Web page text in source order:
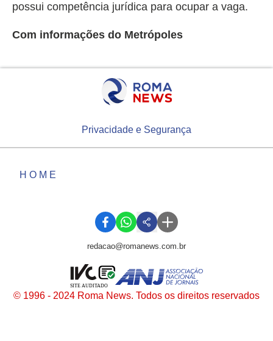
possui competência jurídica para ocupar a vaga.
Com informações do Metrópoles
Privacidade e Segurança
HOME
redacao@romanews.com.br
© 1996 - 2024 Roma News. Todos os direitos reservados
SITE AUDITADO